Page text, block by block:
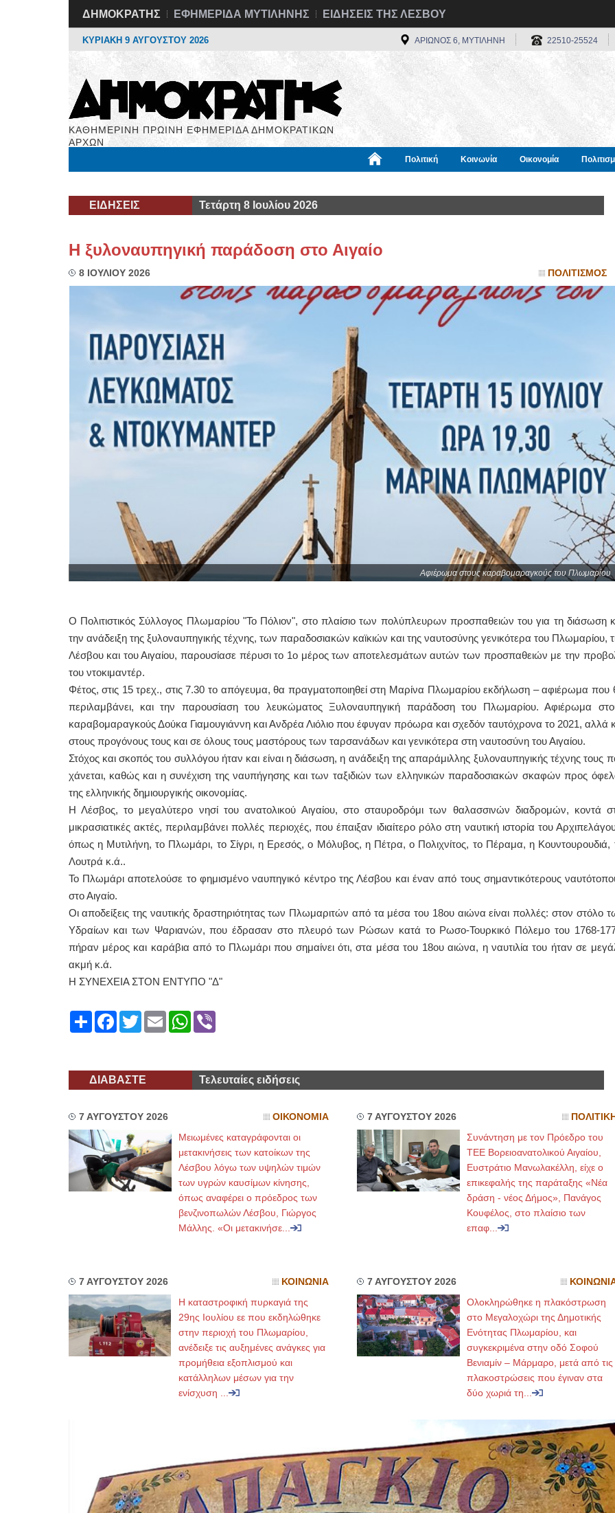
ΔΗΜΟΚΡΑΤΗΣ ΕΦΗΜΕΡΙΔΑ ΜΥΤΙΛΗΝΗΣ ΕΙΔΗΣΕΙΣ ΤΗΣ ΛΕΣΒΟΥ
ΚΥΡΙΑΚΗ 9 ΑΥΓΟΥΣΤΟΥ 2026 ΑΡΙΩΝΟΣ 6, ΜΥΤΙΛΗΝΗ 22510-25524
ΚΑΘΗΜΕΡΙΝΗ ΠΡΩΙΝΗ ΕΦΗΜΕΡΙΔΑ ΔΗΜΟΚΡΑΤΙΚΩΝ
ΑΡΧΩΝ
Πολιτική Κοινωνία Οικονομία
ΕΙΔΗΣΕΙΣ Τετάρτη 8 Ιουλίου 2026
Η ξυλοναυπηγική παράδοση στο Αιγαίο
8 ΙΟΥΛΙΟΥ 2026 ΠΟΛΙΤΙΣΜΟΣ
Αφιέρωμα στους καραβομαραγκούς του Πλωμαρίου
Ο Πολιτιστικός Σύλλογος Πλωμαρίου "Το Πόλιον", στο πλαίσιο των πολύπλευρων προσπαθειών του για τη διάσωση
την ανάδειξη της ξυλοναυπηγικής τέχνης, των παραδοσιακών καϊκιών και της ναυτοσύνης γενικότερα του Πλωμαρίου,
Λέσβου και του Αιγαίου, παρουσίασε πέρυσι το 1ο μέρος των αποτελεσμάτων αυτών των προσπαθειών με την
του ντοκιμαντέρ.
Φέτος, στις 15 τρεχ., στις 7.30 το απόγευμα, θα πραγματοποιηθεί στη Μαρίνα Πλωμαρίου εκδήλωση – αφιέρωμα που
περιλαμβάνει, και την παρουσίαση του λευκώματος Ξυλοναυπηγική παράδοση του Πλωμαρίου. Αφιέρωμα
καραβομαραγκούς Δούκα Γιαμουγιάννη και Ανδρέα Λιόλιο που έφυγαν πρόωρα και σχεδόν ταυτόχρονα το 2021, αλλά
στους προγόνους τους και σε όλους τους μαστόρους των ταρσανάδων και γενικότερα στη ναυτοσύνη του Αιγαίου.
Στόχος και σκοπός του συλλόγου ήταν και είναι η διάσωση, η ανάδειξη της απαράμιλλης ξυλοναυπηγικής τέχνης τους
χάνεται, καθώς και η συνέχιση της ναυπήγησης και των ταξιδιών των ελληνικών παραδοσιακών σκαφών προς
της ελληνικής δημιουργικής οικονομίας.
Η Λέσβος, το μεγαλύτερο νησί του ανατολικού Αιγαίου, στο σταυροδρόμι των θαλασσινών διαδρομών, κοντά
μικρασιατικές ακτές, περιλαμβάνει πολλές περιοχές, που έπαιξαν ιδιαίτερο ρόλο στη ναυτική ιστορία του
όπως η Μυτιλήνη, το Πλωμάρι, το Σίγρι, η Ερεσός, ο Μόλυβος, η Πέτρα, ο Πολιχνίτος, το Πέραμα, η Κουντουρουδιά,
Λουτρά κ.ά..
Το Πλωμάρι αποτελούσε το φημισμένο ναυπηγικό κέντρο της Λέσβου και έναν από τους σημαντικότερους
στο Αιγαίο.
Οι αποδείξεις της ναυτικής δραστηριότητας των Πλωμαριτών από τα μέσα του 18ου αιώνα είναι πολλές: στον στόλο
Υδραίων και των Ψαριανών, που έδρασαν στο πλευρό των Ρώσων κατά το Ρωσο-Τουρκικό Πόλεμο του 1768-
πήραν μέρος και καράβια από το Πλωμάρι που σημαίνει ότι, στα μέσα του 18ου αιώνα, η ναυτιλία του ήταν σε
ακμή κ.ά.
Η ΣΥΝΕΧΕΙΑ ΣΤΟΝ ΕΝΤΥΠΟ "Δ"
ShareFacebook
TwitterEmailWhatsApp
Viber
ΔΙΑΒΑΣΤΕ Τελευταίες ειδήσεις
7 ΑΥΓΟΥΣΤΟΥ 2026 ΟΙΚΟΝΟΜΙΑ
Μειωμένες καταγράφονται οι
μετακινήσεις των κατοίκων της
Λέσβου λόγω των υψηλών τιμών
των υγρών καυσίμων κίνησης,
όπως αναφέρει ο πρόεδρος των
βενζινοπωλών Λέσβου, Γιώργος
Μάλλης. «Οι μετακινήσε...
7 ΑΥΓΟΥΣΤΟΥ 2026 ΠΟΛΙΤΙΚΗ
Συνάντηση με τον Πρόεδρο του
ΤΕΕ Βορειοανατολικού Αιγαίου,
Ευστράτιο Μανωλακέλλη, είχε ο
επικεφαλής της παράταξης «Νέα
δράση - νέος Δήμος», Πανάγος
Κουφέλος, στο πλαίσιο των
επαφ...
7 ΑΥΓΟΥΣΤΟΥ 2026 ΚΟΙΝΩΝΙΑ
Η καταστροφική πυρκαγιά της
29ης Ιουλίου εε που εκδηλώθηκε
στην περιοχή του Πλωμαρίου,
ανέδειξε τις αυξημένες ανάγκες για
προμήθεια εξοπλισμού και
κατάλληλων μέσων για την
ενίσχυση ...
7 ΑΥΓΟΥΣΤΟΥ 2026
Ολοκληρώθηκε η πλακόστρωση
στο Μεγαλοχώρι της Δημοτικής
Ενότητας Πλωμαρίου, και
συγκεκριμένα στην οδό Σοφού
Βενιαμίν – Μάρμαρο, μετά από τις
πλακοστρώσεις που έγιναν στα
δύο χωριά τη...
ΕΙΔΙΚΟΣ ΚΑΡΔΙΟΛΟΓΟΣ
Δοκιμασία κοπώσεως Φορητός
υπέρηχος
Μυτιλήνη Βουρνάζων 2
Γέρα:Παπάδος τηλ.22510-83600
aroniskos@gmail.com
Φυσικοθεραπεύτρια Manual Therapist
ΑΤΕΙ Θεσσαλονίκης-PAMP
Σύμβαση με ΕΟΠΥΥ
Ασκληπιού 39 Χρυσομαλλούσα
Μυτιλήνη
τηλ. 22510-54898- 6977957180
ΙΩΑΝΝΗΣ Α. ΜΑΛΛΙΑΣ
Διδάκτωρ Ιατρικής
Πανεπιστημίου
Καλλιπόλεως 3,Νέα
Καβέτσου 10,
2251038065
Χειρουργός
Διδ.Παν.Αθηνών
Διπλωματούχος
Πάρνηθας 95-97
2102467085 &
email-